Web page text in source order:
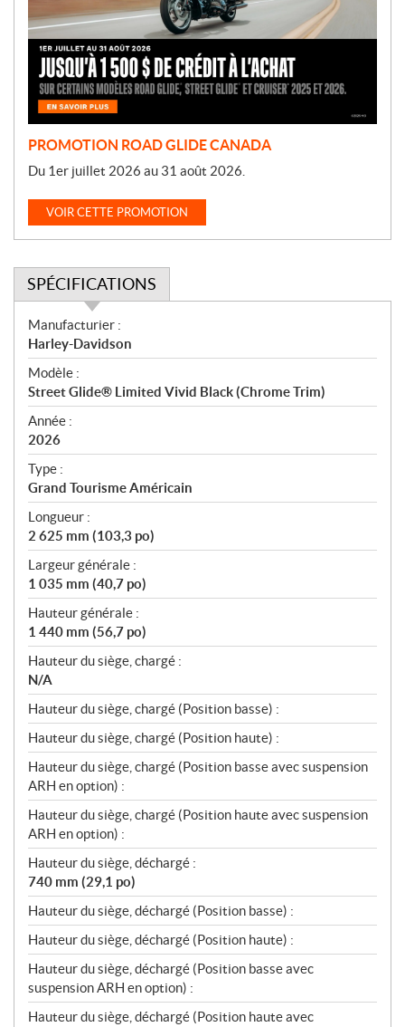
o
t
n
PROMOTION ROAD GLIDE CANADA
Du 1er juillet 2026 au 31 août 2026.
VOIR CETTE PROMOTION
SPÉCIFICATIONS
S
p
é
c
i
f
i
c
a
t
i
o
n
s
Manufacturier :
Harley-Davidson
Modèle :
Street Glide® Limited Vivid Black (Chrome Trim)
Année :
2026
Type :
Grand Tourisme Américain
Longueur :
2 625 mm (103,3 po)
Largeur générale :
1 035 mm (40,7 po)
Hauteur générale :
1 440 mm (56,7 po)
Hauteur du siège, chargé :
N/A
Hauteur du siège, chargé (Position basse) :
Hauteur du siège, chargé (Position haute) :
Hauteur du siège, chargé (Position basse avec suspension
ARH en option) :
Hauteur du siège, chargé (Position haute avec suspension
ARH en option) :
Hauteur du siège, déchargé :
740 mm (29,1 po)
Hauteur du siège, déchargé (Position basse) :
Hauteur du siège, déchargé (Position haute) :
Hauteur du siège, déchargé (Position basse avec
suspension ARH en option) :
Hauteur du siège, déchargé (Position haute avec